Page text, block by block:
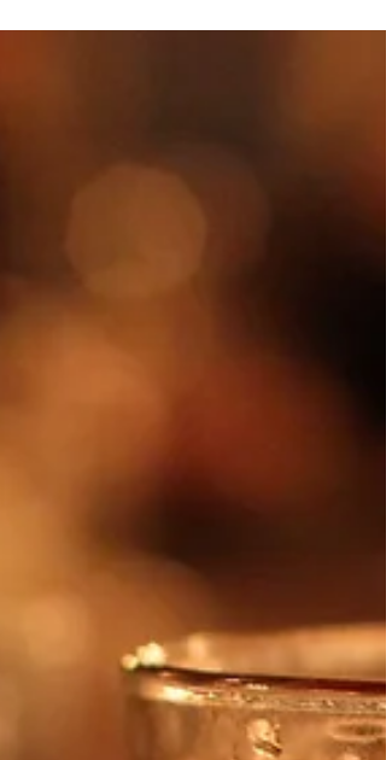
I og for seg kan det være det samme om